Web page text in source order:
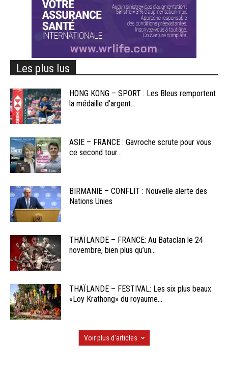
Les plus lus
HONG KONG – SPORT : Les Bleus remportent
la médaille d’argent...
ASIE – FRANCE : Gavroche scrute pour vous
ce second tour...
BIRMANIE – CONFLIT : Nouvelle alerte des
Nations Unies
THAÏLANDE – FRANCE: Au Bataclan le 24
novembre, bien plus qu’un...
THAÏLANDE – FESTIVAL: Les six plus beaux
«Loy Krathong» du royaume...
Voir plus d'articles